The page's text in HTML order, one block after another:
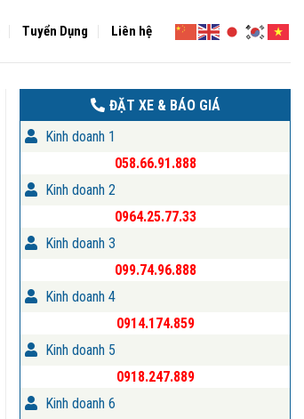
Tuyển Dụng Liên hệ
ĐẶT XE & BÁO GIÁ
Kinh doanh 1
058.66.91.888
Kinh doanh 2
0964.25.77.33
Kinh doanh 3
099.74.96.888
Kinh doanh 4
0914.174.859
Kinh doanh 5
0918.247.889
Kinh doanh 6